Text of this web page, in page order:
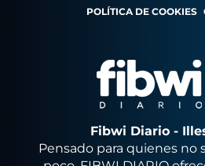
POLÍTICA DE COOKIES
Fibwi Diario -
Pensado para quienes no